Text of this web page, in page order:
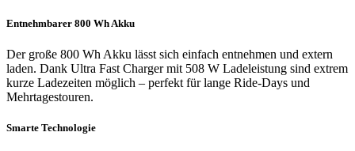
Entnehmbarer 800 Wh Akku
Der große 800 Wh Akku lässt sich einfach entnehmen und extern
laden. Dank Ultra Fast Charger mit 508 W Ladeleistung sind extrem
kurze Ladezeiten möglich – perfekt für lange Ride-Days und
Mehrtagestouren.
Smarte Technologie